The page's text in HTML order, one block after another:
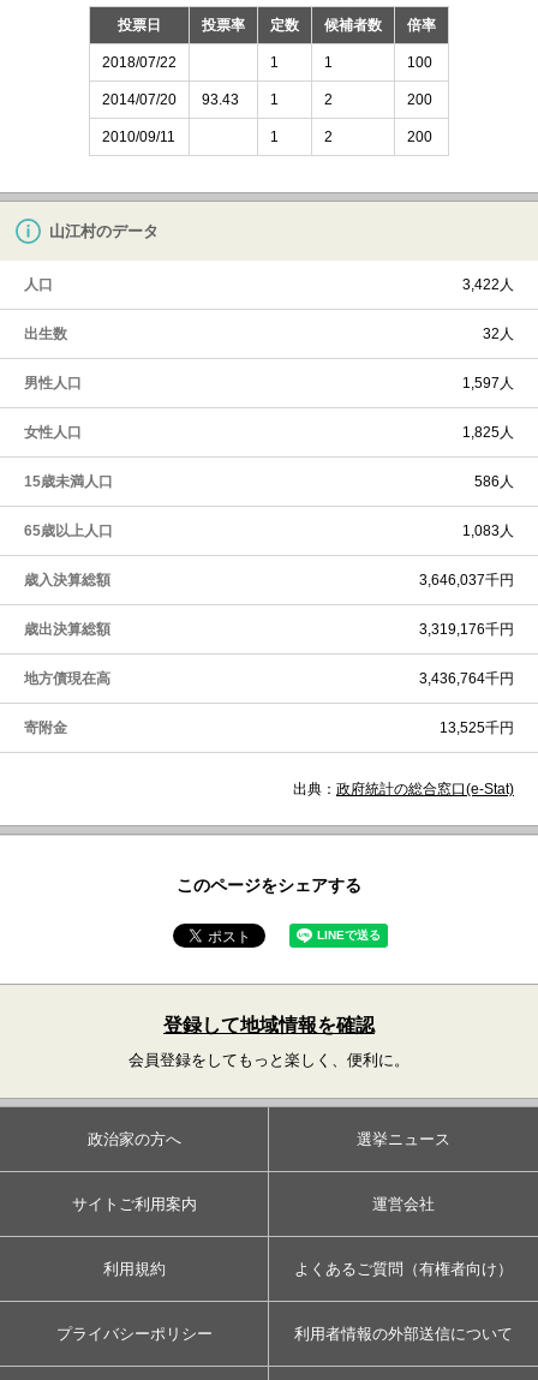
投票日 投票率 定数 候補者数 倍率
2018/07/22 1 1 100
2014/07/20 93.43 1 2 200
2010/09/11 1 2 200
山江村のデータ
人口 3,422人
出生数 32人
男性人口 1,597人
女性人口 1,825人
15歳未満人口 586人
65歳以上人口 1,083人
歳入決算総額 3,646,037千円
歳出決算総額 3,319,176千円
地方債現在高 3,436,764千円
寄附金 13,525千円
出典： 政府統計の総合窓口(e-Stat)
このページをシェアする
登録して地域情報を確認
会員登録をしてもっと楽しく、便利に。
政治家の方へ 選挙ニュース
サイトご利用案内 運営会社
利用規約 よくあるご質問（有権者向け）
プライバシーポリシー 利用者情報の外部送信について